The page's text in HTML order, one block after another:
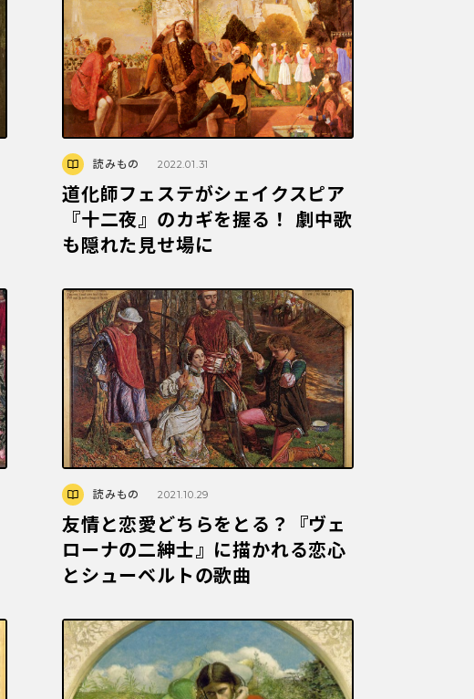
読みもの 2022.01.31
道化師フェステがシェイクスピア
『十二夜』のカギを握る！ 劇中歌
も隠れた見せ場に
読みもの 2021.10.29
友情と恋愛どちらをとる？『ヴェ
ローナの二紳士』に描かれる恋心
とシューベルトの歌曲